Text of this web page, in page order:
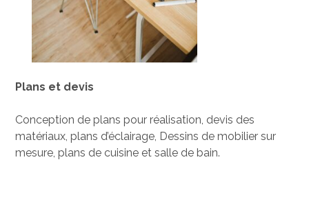
Plans et devis
Conception de plans pour réalisation, devis des
matériaux, plans d’éclairage, Dessins de mobilier sur
mesure, plans de cuisine et salle de bain.